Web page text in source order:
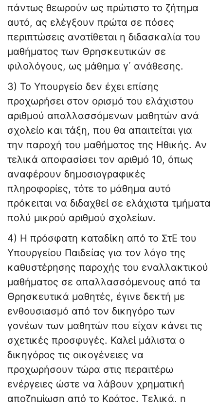
πάντως θεωρούν ως πρώτιστο το ζήτημα
αυτό, ας ελέγξουν πρώτα σε πόσες
περιπτώσεις ανατίθεται η διδασκαλία του
μαθήματος των Θρησκευτικών σε
φιλολόγους, ως μάθημα γ΄ ανάθεσης.
3) Το Υπουργείο δεν έχει επίσης
προχωρήσει στον ορισμό του ελάχιστου
αριθμού απαλλασσόμενων μαθητών ανά
σχολείο και τάξη, που θα απαιτείται για
την παροχή του μαθήματος της Ηθικής. Αν
τελικά αποφασίσει τον αριθμό 10, όπως
αναφέρουν δημοσιογραφικές
πληροφορίες, τότε το μάθημα αυτό
πρόκειται να διδαχθεί σε ελάχιστα τμήματα
πολύ μικρού αριθμού σχολείων.
4) Η πρόσφατη καταδίκη από το ΣτΕ του
Υπουργείου Παιδείας για τον λόγο της
καθυστέρησης παροχής του εναλλακτικού
μαθήματος σε απαλλασσόμενους από τα
Θρησκευτικά μαθητές, έγινε δεκτή με
ενθουσιασμό από τον δικηγόρο των
γονέων των μαθητών που είχαν κάνει τις
σχετικές προσφυγές. Καλεί μάλιστα ο
δικηγόρος τις οικογένειες να
προχωρήσουν τώρα στις περαιτέρω
ενέργειες ώστε να λάβουν χρηματική
αποζημίωση από το Κράτος. Τελικά, η